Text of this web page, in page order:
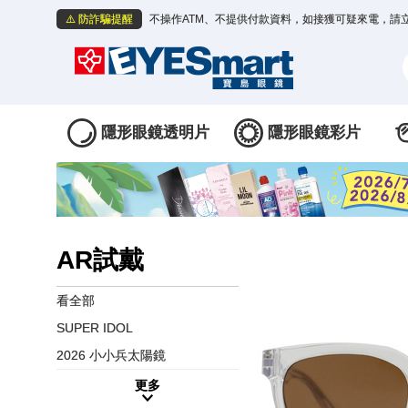
⚠️ 防詐騙提醒 不操作ATM、不提供付款資料，如接獲可疑來電，
隱形眼鏡透明片 隱形眼鏡彩片
AR試戴
看全部
SUPER IDOL
2026 小小兵太陽鏡
更多